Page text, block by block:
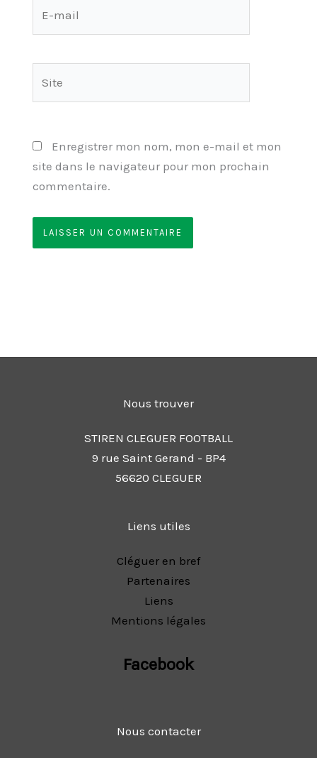
Enregistrer mon nom, mon e-mail et mon
site dans le navigateur pour mon prochain
commentaire.
Nous trouver
STIREN CLEGUER FOOTBALL
9 rue Saint Gerand - BP4
56620 CLEGUER
Liens utiles
Cléguer en bref
Partenaires
Liens
Mentions légales
Facebook
Nous contacter